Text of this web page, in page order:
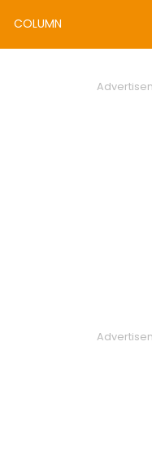
COLUMN